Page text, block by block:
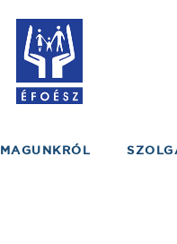
MAGUNKRÓL